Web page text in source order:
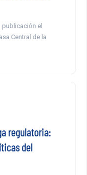
publicación el
Central de la
regulatoria:
del